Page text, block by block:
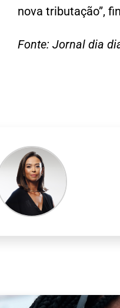
nova tributação”,
Fonte: Jornal dia